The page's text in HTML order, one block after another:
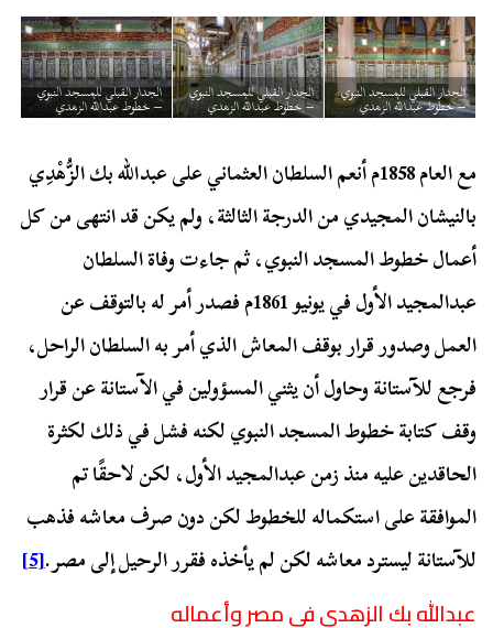
الجدار القبلي للمسجد النبوي
– خطوط عبدالله الزهدي
الجدار القبلي للمسجد النبوي
– خطوط عبدالله الزهدي
الجدار القبلي للمسجد النبوي
– خطوط عبدالله الزهدي
مع العام 1858م أنعم السلطان العثماني على عبدالله بك الزُّهْدِي
بالنيشان المجيدي من الدرجة الثالثة، ولم يكن قد انتهى من كل
أعمال خطوط المسجد النبوي، ثم جاءت وفاة السلطان
عبدالمجيد الأول في يونيو 1861م فصدر أمر له بالتوقف عن
العمل وصدور قرار بوقف المعاش الذي أمر به السلطان الراحل،
فرجع للآستانة وحاول أن يثني المسؤولين في الآستانة عن قرار
وقف كتابة خطوط المسجد النبوي لكنه فشل في ذلك لكثرة
الحاقدين عليه منذ زمن عبدالمجيد الأول، لكن لاحقًا تم
الموافقة على استكماله للخطوط لكن دون صرف معاشه فذهب
للآستانة ليسترد معاشه لكن لم يأخذه فقرر الرحيل إلى مصر.[5]
عبداللهبكالزهدي في مصر وأعماله